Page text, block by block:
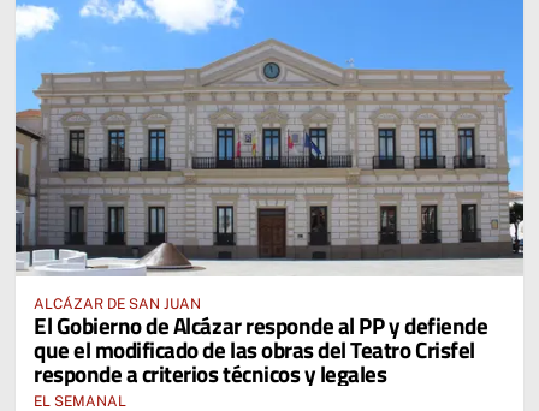
ALCÁZAR DE SAN JUAN
El Gobierno de Alcázar responde al PP y defiende
que el modificado de las obras del Teatro Crisfel
responde a criterios técnicos y legales
EL SEMANAL